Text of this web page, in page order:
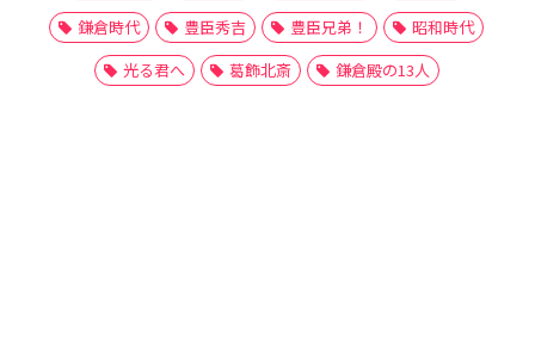
鎌倉時代
豊臣秀吉 豊臣兄弟！
昭和時代
光る君へ
葛飾北斎 鎌倉殿の13人